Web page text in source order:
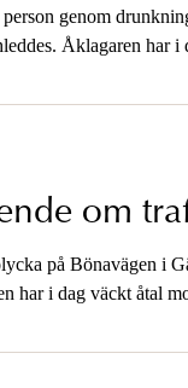
genom
Åklagaren har i
om
på Bönavägen i
har i dag väckt åtal